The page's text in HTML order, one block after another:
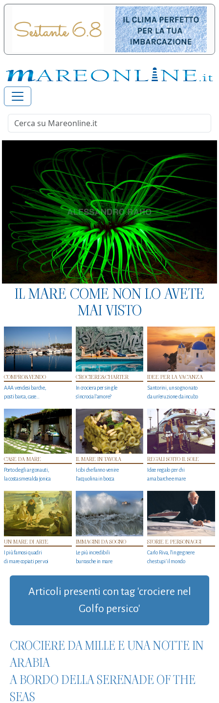
IL MARE COME NON LO AVETE
MAI VISTO
COMPRO&VENDO
AAA vendesi barche,
posti barca, case…
CROCIERE&CHARTER
In crociera per single
s'incrocia l’amore?
IDEE PER LA VACANZA
Santorini, un sogno nato
da un’eruzione da incubo
CASE DA MARE
Porto degli argonauti,
la costa smeralda jonica
IL MARE IN TAVOLA
I cibi che fanno venire
l’acquolina in bocca
REGALI SOTTO IL SOLE
Idee regalo per chi
ama barche e mare
UN MARE DI ARTE
I più famosi quadri
di mare copiati per voi
IMMAGINI DA SOGNO
Le più incredibili
burrasche in mare
STORIE E PERSONAGGI
Carlo Riva, l’ingegnere
che stupi' il mondo
Articoli presenti con tag 'crociere nel
Golfo persico'
CROCIERE DA MILLE E UNA NOTTE IN
ARABIA
A BORDO DELLA SERENADE OF THE
SEAS